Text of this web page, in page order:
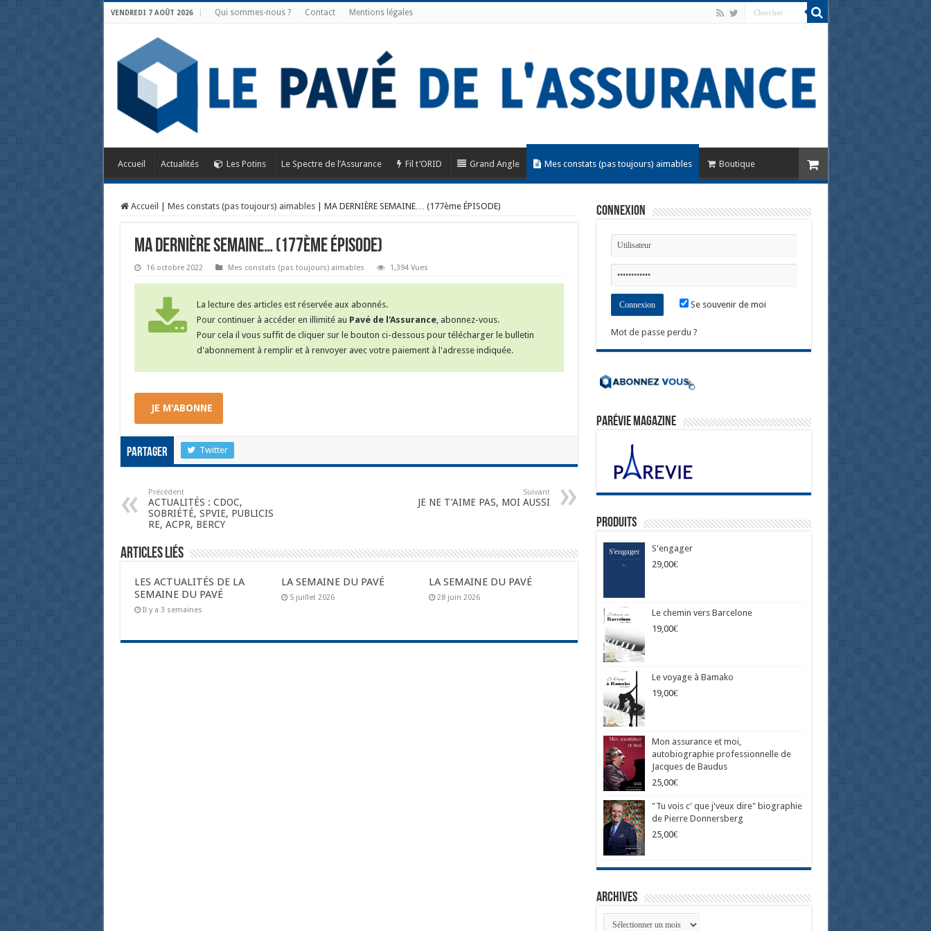
VENDREDI 7 AOÛT 2026 Qui sommes-nous ? Contact Mentions légales
Accueil Actualités Les Potins Le Spectre de l’Assurance Fil t’ORID Grand Angle Mes constats (pas toujours) aimables Boutique
Accueil Mes constats (pas toujours) aimables MA DERNIÈRE SEMAINE… (177ème ÉPISODE)
MA DERNIÈRE SEMAINE… (177ème ÉPISODE)
16 octobre 2022 Mes constats (pas toujours) aimables 1,394 Vues
La lecture des articles est réservée aux abonnés.
Pour continuer à accéder en illimité au Pavé de l'Assurance, abonnez-vous.
Pour cela il vous suffit de cliquer sur le bouton ci-dessous pour télécharger le bulletin
d'abonnement à remplir et à renvoyer avec votre paiement à l'adresse indiquée.
JE M'ABONNE
Partager Twitter
Précédent
ACTUALITÉS : CDOC,
SOBRIÉTÉ, SPVIE, PUBLICIS
RE, ACPR, BERCY
Suivant
JE NE T’AIME PAS, MOI AUSSI
Articles liés
LES ACTUALITÉS DE LA
SEMAINE DU PAVÉ
Il y a 3 semaines
LA SEMAINE DU PAVÉ
5 juillet 2026
LA SEMAINE DU PAVÉ
28 juin 2026
Connexion
Se souvenir de moi
Mot de passe perdu ?
ParéVie Magazine
Produits
S'engager
29,00€
Le chemin vers Barcelone
19,00€
Le voyage à Bamako
19,00€
Mon assurance et moi,
autobiographie professionnelle de
Jacques de Baudus
25,00€
"Tu vois c' que j'veux dire" biographie
de Pierre Donnersberg
25,00€
Archives
Archives